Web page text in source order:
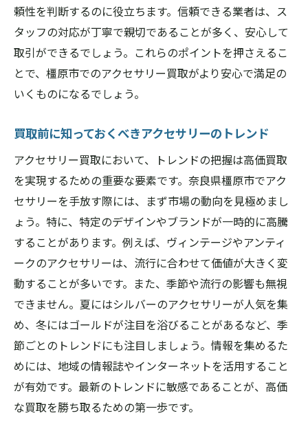
頼性を判断するのに役立ちます。信頼できる業者は、ス
タッフの対応が丁寧で親切であることが多く、安心して
取引ができるでしょう。これらのポイントを押さえるこ
とで、橿原市でのアクセサリー買取がより安心で満足の
いくものになるでしょう。
買取前に知っておくべきアクセサリーのトレンド
アクセサリー買取において、トレンドの把握は高価買取
を実現するための重要な要素です。奈良県橿原市でアク
セサリーを手放す際には、まず市場の動向を見極めまし
ょう。特に、特定のデザインやブランドが一時的に高騰
することがあります。例えば、ヴィンテージやアンティ
ークのアクセサリーは、流行に合わせて価値が大きく変
動することが多いです。また、季節や流行の影響も無視
できません。夏にはシルバーのアクセサリーが人気を集
め、冬にはゴールドが注目を浴びることがあるなど、季
節ごとのトレンドにも注目しましょう。情報を集めるた
めには、地域の情報誌やインターネットを活用すること
が有効です。最新のトレンドに敏感であることが、高価
な買取を勝ち取るための第一歩です。